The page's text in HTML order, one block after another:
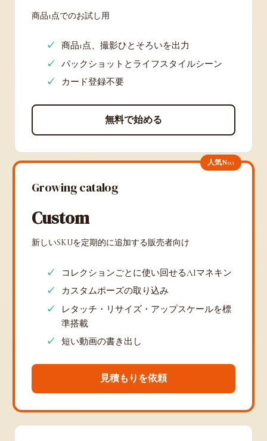
商品1点でのお試し用
商品1点、撮影ひとそろいを出力
パックショットとライフスタイルシーン
カード登録不要
無料で始める
人気No.1
Growing catalog
Custom
新しいSKUを定期的に追加する販売者向け
コレクションごとに使い回せるAIマネキン
カスタムポーズの取り込み
レタッチ・リサイズ・アップスケールを標
準搭載
短い動画の書き出し
見積もりを依頼